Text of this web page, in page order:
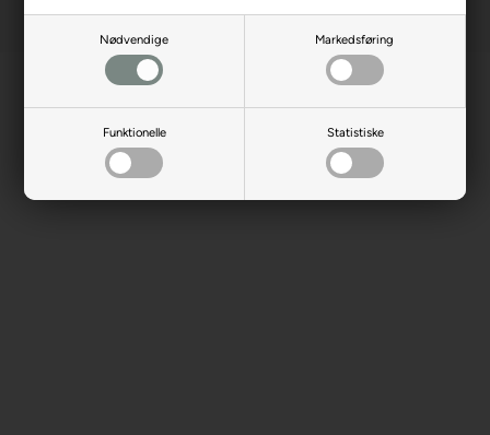
Nødvendige Markedsføring
Funktionelle Statistiske